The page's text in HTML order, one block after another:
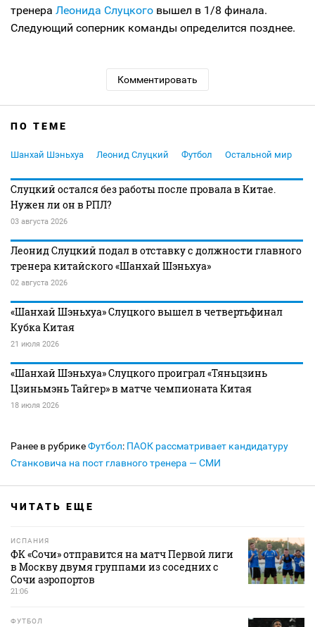
тренера Леонида Слуцкого вышел в 1/8 финала.
Следующий соперник команды определится позднее.
Комментировать
ПО ТЕМЕ
Шанхай Шэньхуа Леонид Слуцкий Футбол Остальной мир
Слуцкий остался без работы после провала в Китае.
Нужен ли он в РПЛ?
03 августа 2026
Леонид Слуцкий подал в отставку с должности главного
тренера китайского «Шанхай Шэньхуа»
02 августа 2026
«Шанхай Шэньхуа» Слуцкого вышел в четвертьфинал
Кубка Китая
21 июля 2026
«Шанхай Шэньхуа» Слуцкого проиграл «Тяньцзинь
Цзиньмэнь Тайгер» в матче чемпионата Китая
18 июля 2026
Ранее в рубрикеФутбол: ПАОК рассматривает кандидатуру
Станковича на пост главного тренера — СМИ
ЧИТАТЬ ЕЩЕ
ИСПАНИЯ
ФК «Сочи» отправится на матч Первой лиги
в Москву двумя группами из соседних с
Сочи аэропортов
21:06
ФУТБОЛ